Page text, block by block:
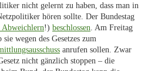
nicht gelernt zu haben, dass man in
hören sollte. Der Bundestag
!) beschlossen . Am Freitag
wegen des Gesetzes zum
anrufen sollen. Zwar
nicht gänzlich stoppen – die